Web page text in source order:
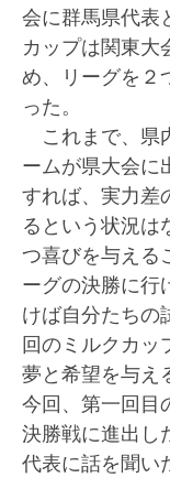
会に群馬県代表
カップは関東大
め、リーグを２
った。
これまで、県
ームが県大会に
すれば、実力差
るという状況は
つ喜びを与える
ーグの決勝に行
けば自分たちの
回のミルクカッ
夢と希望を与え
今回、第一回目
決勝戦に進出し
代表に話を聞い